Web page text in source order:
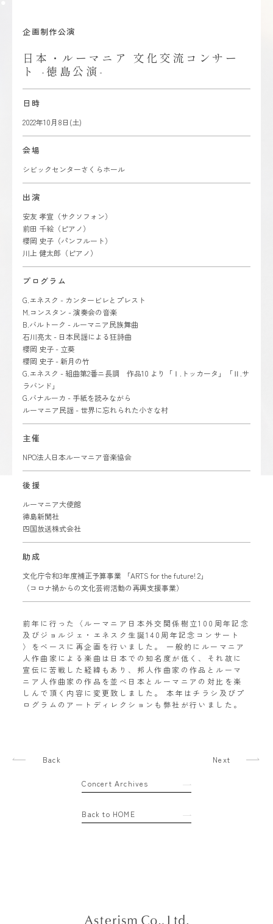
企画制作公演
日本・ルーマニア 文化交流コンサー
ト -徳島公演-
日時
2022年10月8日(土)
会場
シビックセンターさくらホール
出演
安友 孝宣（サクソフォン）
前田 千絵（ピアノ）
櫻岡 史子（パンフルート）
川上 健太郎（ピアノ）
プログラム
G.エネスク - カンタービレとプレスト
M.コンスタン - 演奏会の音楽
B.バルトーク - ルーマニア民族舞曲
石川亮太 - 日本民謡による狂詩曲
櫻岡 史子 - 立葵
櫻岡 史子 - 新月の竹
G.エネスク - 組曲第2番ニ長調 作品10 より「Ⅰ.トッカータ」「Ⅱ.サ
ラバンド」
G.バナルーカ - 手紙を読みながら
ルーマニア民謡 - 世界に忘れられた小さな村
主催
NPO法人日本ルーマニア音楽協会
後援
ルーマニア大使館
徳島新聞社
四国放送株式会社
助成
文化庁令和3年度補正予算事業 「ARTS for the future! 2」
（コロナ禍からの文化芸術活動の再興支援事業）
前年に行った〈ルーマニア日本外交関係樹立100周年記念
及びジョルジェ・エネスク生誕140周年記念コンサート
〉をベースに再企画を行いました。 一般的にルーマニア
人作曲家による楽曲は日本での知名度が低く、それ故に
宣伝に苦戦した経緯もあり、邦人作曲家の作品とルーマ
ニア人作曲家の作品を並べ日本とルーマニアの対比を楽
しんで頂く内容に変更致しました。 本年はチラシ及びプ
ログラムのアートディレクションも弊社が行いました。
Back Next
Concert Archives
Back to HOME